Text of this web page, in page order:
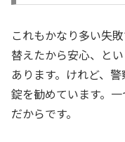
これもかなり多い失
替えたから安心、と
あります。けれど、
錠を勧めています。一
だからです。